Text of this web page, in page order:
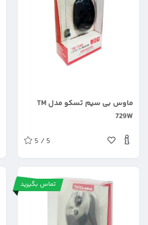
ماوس بی سیم تسکو مدل TM
729W
5 / 5
تماس بگیرید